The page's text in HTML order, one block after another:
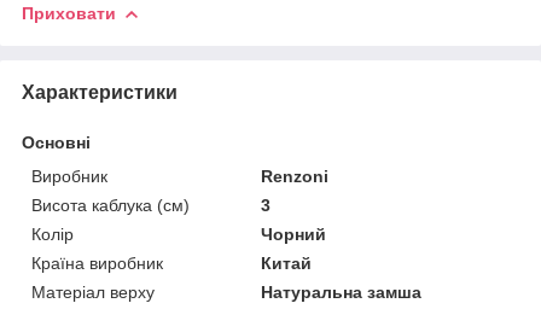
Приховати
Характеристики
Основні
Виробник
Renzoni
Висота каблука (см)
3
Колір
Чорний
Країна виробник
Китай
Матеріал верху
Натуральна замша